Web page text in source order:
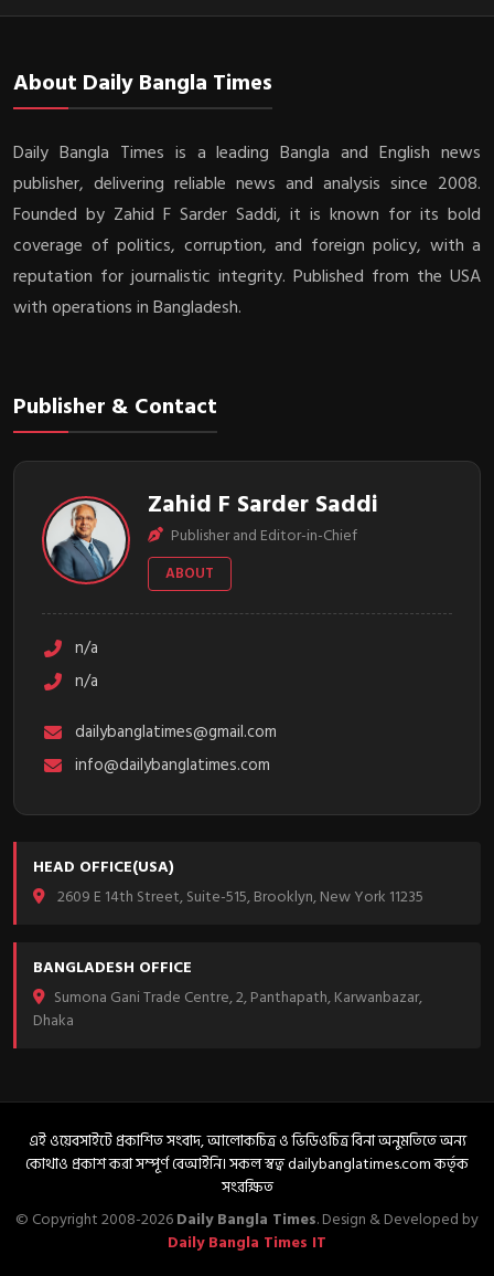
About Daily Bangla Times
Daily Bangla Times is a leading Bangla and English news
publisher, delivering reliable news and analysis since 2008.
Founded by Zahid F Sarder Saddi, it is known for its bold
coverage of politics, corruption, and foreign policy, with a
reputation for journalistic integrity. Published from the USA
with operations in Bangladesh.
Publisher & Contact
Zahid F Sarder Saddi
Publisher and Editor-in-Chief
ABOUT
n/a
n/a
dailybanglatimes@gmail.com
info@dailybanglatimes.com
HEAD OFFICE(USA)
2609 E 14th Street, Suite-515, Brooklyn, New York 11235
BANGLADESH OFFICE
Sumona Gani Trade Centre, 2, Panthapath, Karwanbazar,
Dhaka
এই ওয়েবসাইটে প্রকাশিত সংবাদ, আলোকচিত্র ও ভিডিওচিত্র বিনা অনুমতিতে অন্য
কোথাও প্রকাশ করা সম্পূর্ণ বেআইনি। সকল স্বত্ব dailybanglatimes.com কর্তৃক
সংরক্ষিত
© Copyright 2008-2026Daily Bangla Times. Design & Developed by
Daily Bangla Times IT